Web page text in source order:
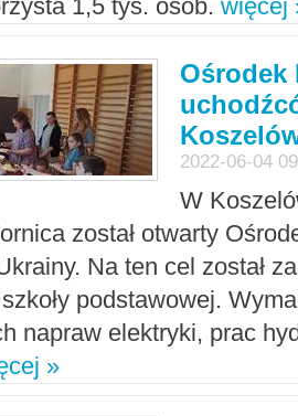
1,5 tys. osób. więcej
Ośrodek
2022-06-04
W
został otwarty
Na ten cel został
podstawowej.
napraw elektryki, prac
»